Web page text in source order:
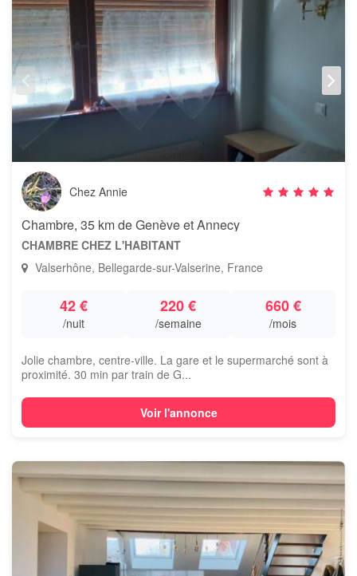
Chez Annie
Chambre, 35 km de Genève et Annecy
CHAMBRE CHEZ L'HABITANT
Valserhône, Bellegarde-sur-Valserine, France
42 €
/nuit
220 €
/semaine
660 €
/mois
Jolie chambre, centre-ville. La gare et le supermarché sont à
proximité. 30 min par train de G...
Voir l'annonce